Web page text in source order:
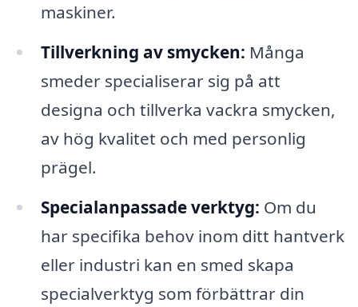
maskiner.
Tillverkning av smycken: Många
smeder specialiserar sig på att
designa och tillverka vackra smycken,
av hög kvalitet och med personlig
prägel.
Specialanpassade verktyg: Om du
har specifika behov inom ditt hantverk
eller industri kan en smed skapa
specialverktyg som förbättrar din